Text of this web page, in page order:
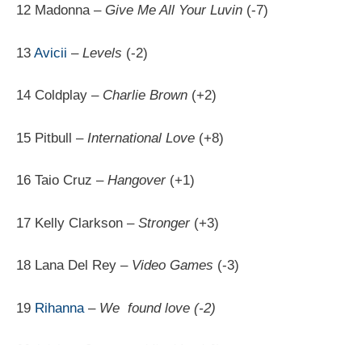
12 Madonna – Give Me All Your Luvin (-7)
13 Avicii – Levels (-2)
14 Coldplay – Charlie Brown (+2)
15 Pitbull – International Love (+8)
16 Taio Cruz – Hangover(+1)
17 Kelly Clarkson – Stronger(+3)
18 Lana Del Rey – Video Games (-3)
19 Rihanna – We found love (-2)